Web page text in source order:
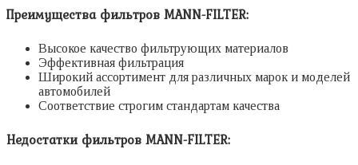
Преимущества фильтров MANN-FILTER:
Высокое качество фильтрующих материалов
Эффективная фильтрация
Широкий ассортимент для различных марок и моделей
автомобилей
Соответствие строгим стандартам качества
Недостатки фильтров MANN-FILTER: